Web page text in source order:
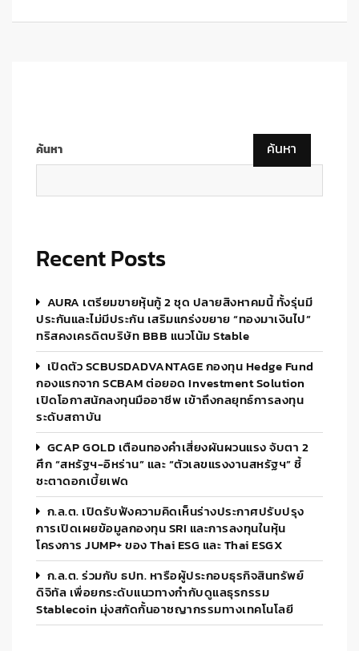
ค้นหา ค้นหา
Recent Posts
AURA เตรียมขายหุ้นกู้ 2 ชุด ปลายสิงหาคมนี้ ทั้งรุ่นมี
ประกันและไม่มีประกัน เสริมแกร่งขยาย “ทองมาเงินไป”
ทริสคงเครดิตบริษัท BBB แนวโน้ม Stable
เปิดตัว SCBUSDADVANTAGE กองทุน Hedge Fund
กองแรกจาก SCBAM ต่อยอด Investment Solution
เปิดโอกาสนักลงทุนมืออาชีพ เข้าถึงกลยุทธ์การลงทุน
ระดับสถาบัน
GCAP GOLD เตือนทองคำเสี่ยงผันผวนแรง จับตา 2
ศึก “สหรัฐฯ-อิหร่าน” และ “ตัวเลขแรงงานสหรัฐฯ” ชี้
ชะตาดอกเบี้ยเฟด
ก.ล.ต. เปิดรับฟังความคิดเห็นร่างประกาศปรับปรุง
การเปิดเผยข้อมูลกองทุน SRI และการลงทุนในหุ้น
โครงการ JUMP+ ของ Thai ESG และ Thai ESGX
ก.ล.ต. ร่วมกับ ธปท. หารือผู้ประกอบธุรกิจสินทรัพย์
ดิจิทัล เพื่อยกระดับแนวทางกำกับดูแลธุรกรรม
Stablecoin มุ่งสกัดกั้นอาชญากรรมทางเทคโนโลยี